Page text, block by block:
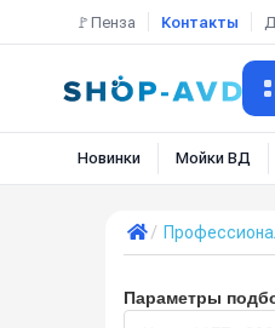
🚩Пенза Контакты
Новинки Мойки ВД
Параметры